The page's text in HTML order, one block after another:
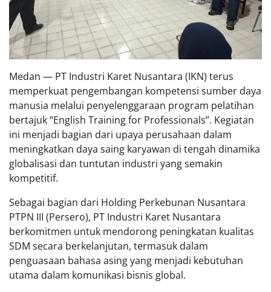
Medan — PT Industri Karet Nusantara (IKN) terus
memperkuat pengembangan kompetensi sumber daya
manusia melalui penyelenggaraan program pelatihan
bertajuk “English Training for Professionals”. Kegiatan
ini menjadi bagian dari upaya perusahaan dalam
meningkatkan daya saing karyawan di tengah dinamika
globalisasi dan tuntutan industri yang semakin
kompetitif.
Sebagai bagian dari Holding Perkebunan Nusantara
PTPN III (Persero), PT Industri Karet Nusantara
berkomitmen untuk mendorong peningkatan kualitas
SDM secara berkelanjutan, termasuk dalam
penguasaan bahasa asing yang menjadi kebutuhan
utama dalam komunikasi bisnis global.